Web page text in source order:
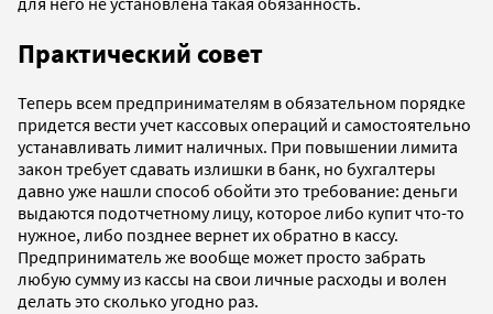
Практический совет
Теперь всем предпринимателям в обязательном порядке
придется вести учет кассовых операций и самостоятельно
устанавливать лимит наличных. При повышении лимита
закон требует сдавать излишки в банк, но бухгалтеры
давно уже нашли способ обойти это требование: деньги
выдаются подотчетному лицу, которое либо купит что-то
нужное, либо позднее вернет их обратно в кассу.
Предприниматель же вообще может просто забрать
любую сумму из кассы на свои личные расходы и волен
делать это сколько угодно раз.